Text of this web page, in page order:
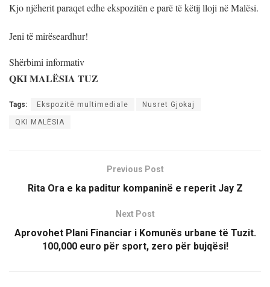
Kjo njëherit paraqet edhe ekspozitën e parë të këtij lloji në Malësi.
Jeni të mirëseardhur!
Shërbimi informativ
QKI MALËSIA TUZ
Tags: Ekspozitë multimediale Nusret Gjokaj
QKI MALËSIA
Previous Post
Rita Ora e ka paditur kompaninë e reperit Jay Z
Next Post
Aprovohet Plani Financiar i Komunës urbane të Tuzit.
100,000 euro për sport, zero për bujqësi!